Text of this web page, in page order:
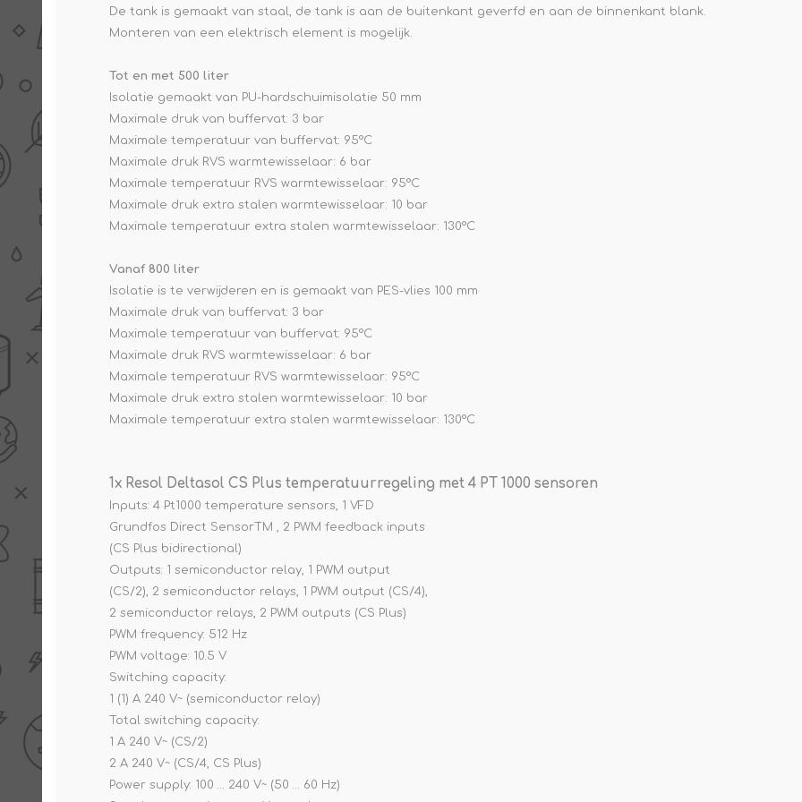
De tank is gemaakt van staal, de tank is aan de buitenkant geverfd en aan de binnenkant blank.
Monteren van een elektrisch element is mogelijk.
Tot en met 500 liter
Isolatie gemaakt van PU-hardschuimisolatie 50 mm
Maximale druk van buffervat: 3 bar
Maximale temperatuur van buffervat: 95°C
Maximale druk RVS warmtewisselaar: 6 bar
Maximale temperatuur RVS warmtewisselaar: 95°C
Maximale druk extra stalen warmtewisselaar: 10 bar
Maximale temperatuur extra stalen warmtewisselaar: 130°C
Vanaf 800 liter
Isolatie is te verwijderen en is gemaakt van PES-vlies 100 mm
Maximale druk van buffervat: 3 bar
Maximale temperatuur van buffervat: 95°C
Maximale druk RVS warmtewisselaar: 6 bar
Maximale temperatuur RVS warmtewisselaar: 95°C
Maximale druk extra stalen warmtewisselaar: 10 bar
Maximale temperatuur extra stalen warmtewisselaar: 130°C
1x Resol Deltasol CS Plus temperatuurregeling met 4 PT 1000 sensoren
Inputs: 4 Pt1000 temperature sensors, 1 VFD
Grundfos Direct SensorTM , 2 PWM feedback inputs
(CS Plus bidirectional)
Outputs: 1 semiconductor relay, 1 PWM output
(CS/2), 2 semiconductor relays, 1 PWM output (CS/4),
2 semiconductor relays, 2 PWM outputs (CS Plus)
PWM frequency: 512 Hz
PWM voltage: 10.5 V
Switching capacity:
1 (1) A 240 V~ (semiconductor relay)
Total switching capacity:
1 A 240 V~ (CS/2)
2 A 240 V~ (CS/4, CS Plus)
Power supply: 100 … 240 V~ (50 … 60 Hz)